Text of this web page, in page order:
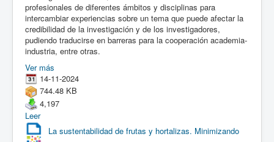
profesionales de diferentes ámbitos y disciplinas para
intercambiar experiencias sobre un tema que puede afectar la
credibilidad de la investigación y de los investigadores,
pudiendo traducirse en barreras para la cooperación academia-
industria, entre otras.
Ver más
14-11-2024
744.48 KB
4,197
Leer
La sustentabilidad de frutas y hortalizas. Minimizando